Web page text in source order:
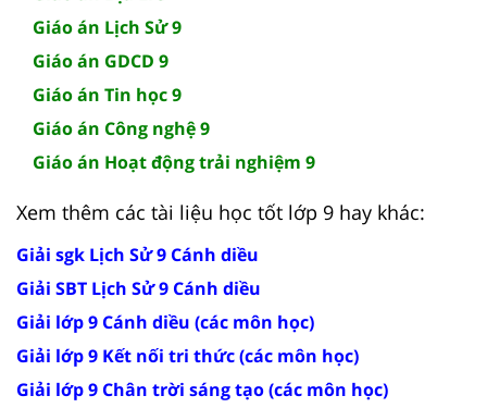
Giáo án Lịch Sử 9
Giáo án GDCD 9
Giáo án Tin học 9
Giáo án Công nghệ 9
Giáo án Hoạt động trải nghiệm 9
Xem thêm các tài liệu học tốt lớp 9 hay khác:
Giải sgk Lịch Sử 9 Cánh diều
Giải SBT Lịch Sử 9 Cánh diều
Giải lớp 9 Cánh diều (các môn học)
Giải lớp 9 Kết nối tri thức (các môn học)
Giải lớp 9 Chân trời sáng tạo (các môn học)